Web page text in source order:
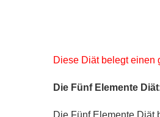
Diese Diät belegt einen
Die Fünf Elemente
Die Fünf Elemente Diät